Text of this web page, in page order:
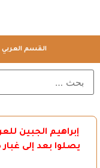
القسم العربي
إبراهيم الجبين
يصلوا بعد إلى